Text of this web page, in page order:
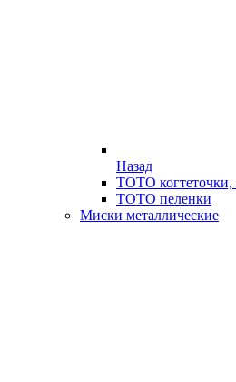
Назад
ТОТО когтеточки,
ТОТО пеленки
Миски металлические